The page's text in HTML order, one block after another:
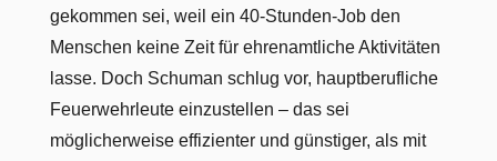
gekommen sei, weil ein 40-Stunden-Job den
Menschen keine Zeit für ehrenamtliche Aktivitäten
lasse. Doch Schuman schlug vor, hauptberufliche
Feuerwehrleute einzustellen – das sei
möglicherweise effizienter und günstiger, als mit